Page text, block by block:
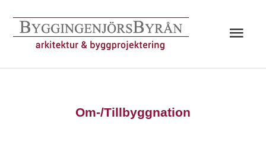
innehåll
Om-/Tillbyggnation